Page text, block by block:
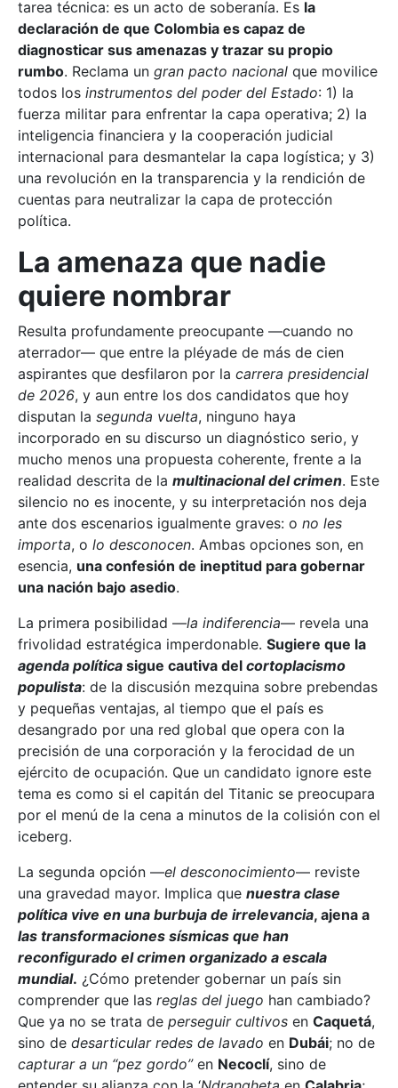
tarea técnica: es un acto de soberanía. Es la
declaración de que Colombia es capaz de
diagnosticar sus amenazas y trazar su propio
rumbo. Reclama un gran pacto nacional que movilice
todos los instrumentos del poder del Estado: 1) la
fuerza militar para enfrentar la capa operativa; 2) la
inteligencia financiera y la cooperación judicial
internacional para desmantelar la capa logística; y 3)
una revolución en la transparencia y la rendición de
cuentas para neutralizar la capa de protección
política.
La amenaza que nadie
quiere nombrar
Resulta profundamente preocupante —cuando no
aterrador— que entre la pléyade de más de cien
aspirantes que desfilaron por la carrera presidencial
de 2026, y aun entre los dos candidatos que hoy
disputan la segunda vuelta, ninguno haya
incorporado en su discurso un diagnóstico serio, y
mucho menos una propuesta coherente, frente a la
realidad descrita de la multinacional del crimen. Este
silencio no es inocente, y su interpretación nos deja
ante dos escenarios igualmente graves: o no les
importa, o lo desconocen. Ambas opciones son, en
esencia, una confesión de ineptitud para gobernar
una nación bajo asedio.
La primera posibilidad —la indiferencia— revela una
frivolidad estratégica imperdonable. Sugiere que la
agenda política sigue cautiva del cortoplacismo
populista: de la discusión mezquina sobre prebendas
y pequeñas ventajas, al tiempo que el país es
desangrado por una red global que opera con la
precisión de una corporación y la ferocidad de un
ejército de ocupación. Que un candidato ignore este
tema es como si el capitán del Titanic se preocupara
por el menú de la cena a minutos de la colisión con el
iceberg.
La segunda opción —el desconocimiento— reviste
una gravedad mayor. Implica que nuestra clase
política vive en una burbuja de irrelevancia, ajena a
las transformaciones sísmicas que han
reconfigurado el crimen organizado a escala
mundial. ¿Cómo pretender gobernar un país sin
comprender que las reglas del juego han cambiado?
Que ya no se trata de perseguir cultivos en Caquetá,
sino de desarticular redes de lavado en Dubái; no de
capturar a un “pez gordo”en Necoclí, sino de